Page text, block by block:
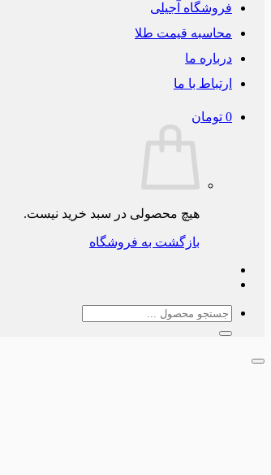
فروشگاه آجیلی
محاسبه قیمت طلا
درباره ما
ارتباط با ما
0 تومان
هیچ محصولی در سبد خرید نیست.
بازگشت به فروشگاه
جستجو